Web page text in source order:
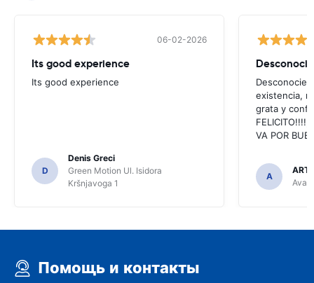
06-02-2026
Its good experience
Its good experience
D
Denis Greci
Green Motion Ul. Isidora
Kršnjavoga 1
existencia,
grata y
FELICITO!!!!,
VA POR
A
Помощь и контакты